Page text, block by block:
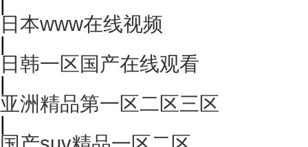
日本www在线视频
|
日韩一区国产在线观看
|
亚洲精品第一区二区三区
|